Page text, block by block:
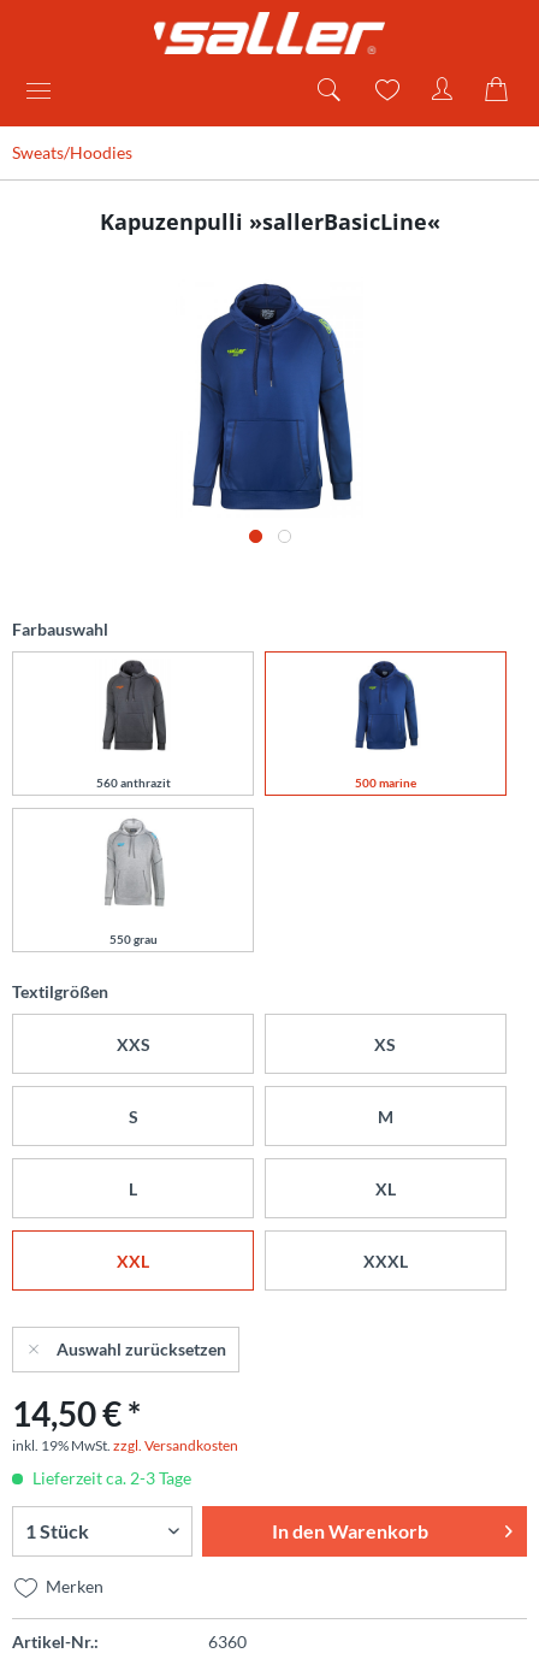
Sweats/Hoodies
Kapuzenpulli »sallerBasicLine«
Farbauswahl
560 anthrazit 500 marine
550 grau
Textilgrößen
XXS XS
S M
L XL
XXL XXXL
Auswahl zurücksetzen
14,50 € *
inkl. 19% MwSt. zzgl. Versandkosten
Lieferzeit ca. 2-3 Tage
In denWarenkorb
Merken
Artikel-Nr.:
6360